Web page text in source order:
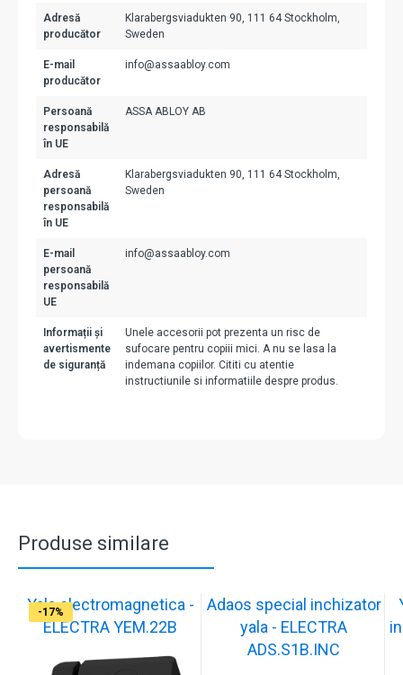
Adresă
producător
Klarabergsviadukten 90, 111 64 Stockholm,
Sweden
E-mail
producător
info@assaabloy.com
Persoană
responsabilă
în UE
ASSA ABLOY AB
Adresă
persoană
responsabilă
în UE
Klarabergsviadukten 90, 111 64 Stockholm,
Sweden
E-mail
persoană
responsabilă
UE
info@assaabloy.com
Informații și
avertismente
de siguranță
Unele accesorii pot prezenta un risc de
sufocare pentru copiii mici. A nu se lasa la
indemana copiilor. Cititi cu atentie
instructiunile si informatiile despre produs.
Produse similare
-17%
Yala electromagnetica -
ELECTRA YEM.22B
-17%
Adaos special inchizator
yala - ELECTRA
ADS.S1B.INC
-17%
-17%
-17%
-17%
-17%
-17%
-17%
-17%